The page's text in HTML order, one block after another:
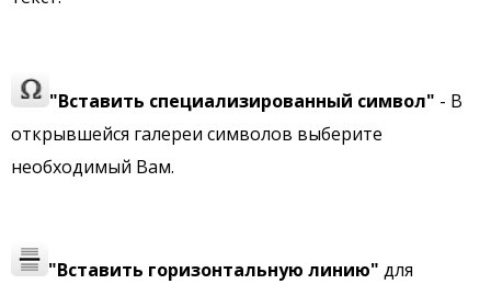
"Вставить специализированный символ" - В
открывшейся галереи символов выберите
необходимый Вам.
"Вставить горизонтальную линию" для